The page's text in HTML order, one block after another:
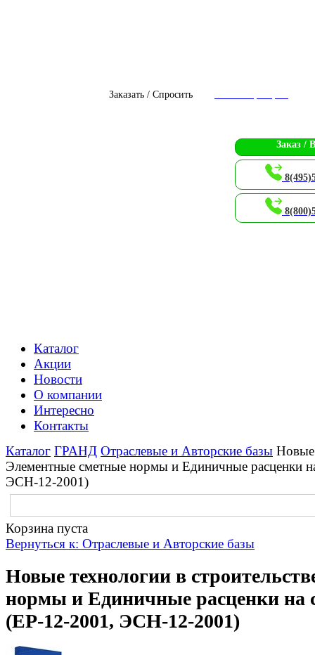
Заказать / Спросить
Заказ /
Каталог
Акции
Новости
О компании
Интересно
Контакты
Каталог ГРАНД Отраслевые и Авторские базы Новые
Элементные сметные нормы и Единичные расценки
ЭСН-12-2001)
Корзина пуста
Вернуться к: Отраслевые и Авторские базы
Новые технологии в
нормы и Единичные расценки на
(ЕР-12-2001, ЭСН-12-2001)